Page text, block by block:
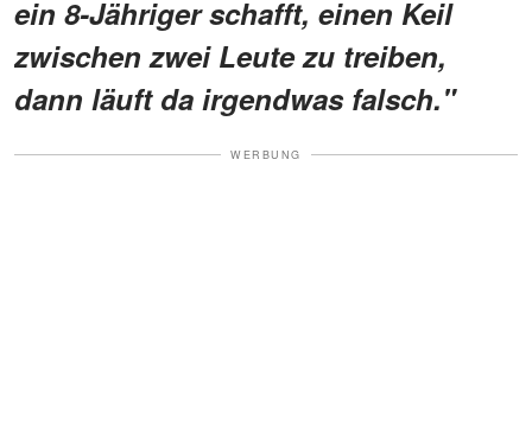
ein 8-Jähriger schafft, einen Keil
zwischen zwei Leute zu treiben,
dann läuft da irgendwas falsch."
WERBUNG